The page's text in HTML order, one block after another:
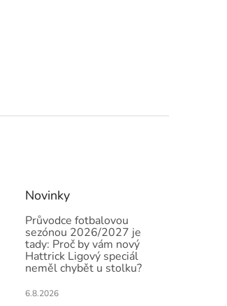
Novinky
Průvodce fotbalovou
sezónou 2026/2027 je
tady: Proč by vám nový
Hattrick Ligový speciál
neměl chybět u stolku?
6.8.2026